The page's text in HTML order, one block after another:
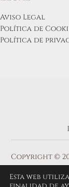
Aviso Legal
Política de
Política de
Copyright ©
Esta web